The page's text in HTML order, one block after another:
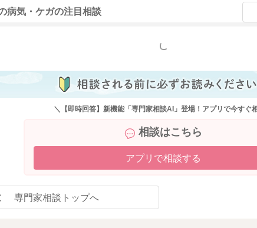
病気・ケガの注目相談
もっと見る
＼【即時回答】新機能「専門家相談AI」登場！アプリで今すぐ
相談はこちら
アプリで相談する
専門家相談トップへ